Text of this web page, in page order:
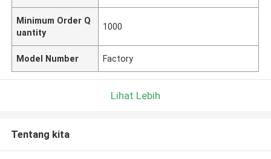
Minimum Order Q
uantity
1000
Model Number Factory
Lihat Lebih
Tentang kita